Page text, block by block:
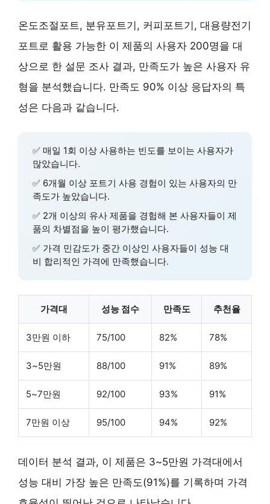
온도조절포트, 분유포트기, 커피포트기, 대용량전기
포트로 활용 가능한 이 제품의 사용자 200명을 대
상으로 한 설문 조사 결과, 만족도가 높은 사용자 유
형을 분석했습니다. 만족도 90% 이상 응답자의 특
성은 다음과 같습니다.
✅ 매일 1회 이상 사용하는 빈도를 보이는 사용자가
많았습니다.
✅ 6개월 이상 포트기 사용 경험이 있는 사용자의 만
족도가 높았습니다.
✅ 2개 이상의 유사 제품을 경험해 본 사용자들이 제
품의 차별점을 높이 평가했습니다.
✅ 가격 민감도가 중간 이상인 사용자들이 성능 대
비 합리적인 가격에 만족했습니다.
가격대 성능 점수 만족도 추천율
3만원 이하 75/100 82% 78%
3~5만원 88/100 91% 89%
5~7만원 92/100 93% 91%
7만원 이상 95/100 94% 92%
데이터 분석 결과, 이 제품은 3~5만원 가격대에서
성능 대비 가장 높은 만족도(91%)를 기록하며 가격